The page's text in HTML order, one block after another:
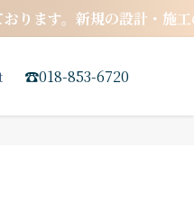
の設計・施工のご相談に
☎︎018-853-6720